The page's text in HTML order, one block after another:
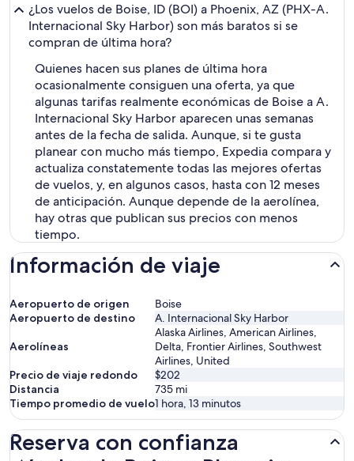
¿Los vuelos de Boise, ID (BOI) a Phoenix, AZ (PHX-A.
Internacional Sky Harbor) son más baratos si se
compran de última hora?
Quienes hacen sus planes de última hora
ocasionalmente consiguen una oferta, ya que
algunas tarifas realmente económicas de Boise a A.
Internacional Sky Harbor aparecen unas semanas
antes de la fecha de salida. Aunque, si te gusta
planear con mucho más tiempo, Expedia compara y
actualiza constatemente todas las mejores ofertas
de vuelos, y, en algunos casos, hasta con 12 meses
de anticipación. Aunque depende de la aerolínea,
hay otras que publican sus precios con menos
tiempo.
Información de viaje
Aeropuerto de origen
Boise
Aeropuerto de destino
A. Internacional Sky Harbor
Aerolíneas
Alaska Airlines, American Airlines,
Delta, Frontier Airlines, Southwest
Airlines, United
Precio de viaje redondo
$202
Distancia
735 mi
Tiempo promedio de vuelo1 hora, 13 minutos
Reserva con confianza